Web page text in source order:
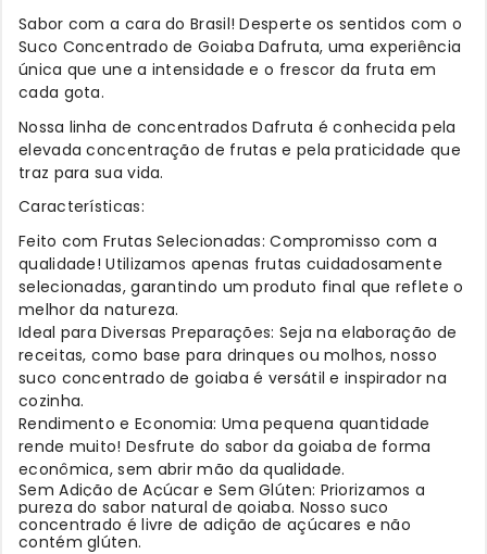
Sabor com a cara do Brasil! Desperte os sentidos com o
Suco Concentrado de Goiaba Dafruta, uma experiência
única que une a intensidade e o frescor da fruta em
cada gota.
Nossa linha de concentrados Dafruta é conhecida pela
elevada concentração de frutas e pela praticidade que
traz para sua vida.
Características:
Feito com Frutas Selecionadas: Compromisso com a
qualidade! Utilizamos apenas frutas cuidadosamente
selecionadas, garantindo um produto final que reflete o
melhor da natureza.
Ideal para Diversas Preparações: Seja na elaboração de
receitas, como base para drinques ou molhos, nosso
suco concentrado de goiaba é versátil e inspirador na
cozinha.
Rendimento e Economia: Uma pequena quantidade
rende muito! Desfrute do sabor da goiaba de forma
econômica, sem abrir mão da qualidade.
Sem Adição de Açúcar e Sem Glúten: Priorizamos a
pureza do sabor natural de goiaba. Nosso suco
concentrado é livre de adição de açúcares e não
contém glúten.